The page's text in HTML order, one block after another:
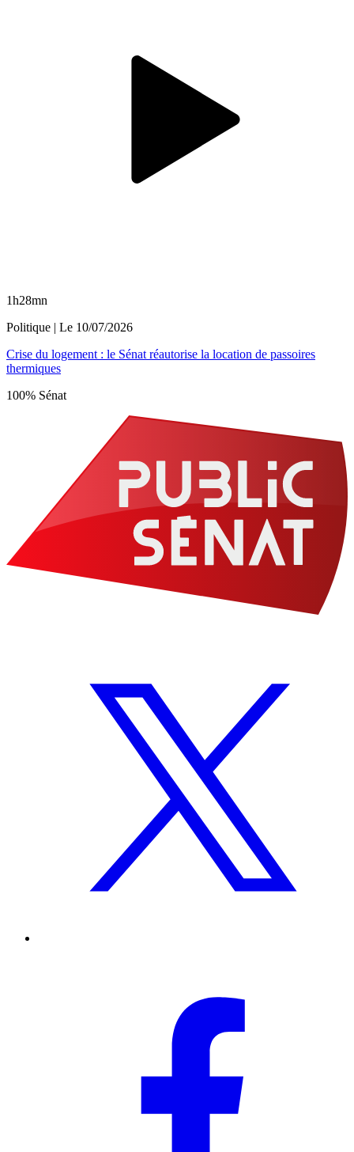
1h28mn
Politique | Le 10/07/2026
Crise du logement : le Sénat réautorise la location de passoires
thermiques
100% Sénat